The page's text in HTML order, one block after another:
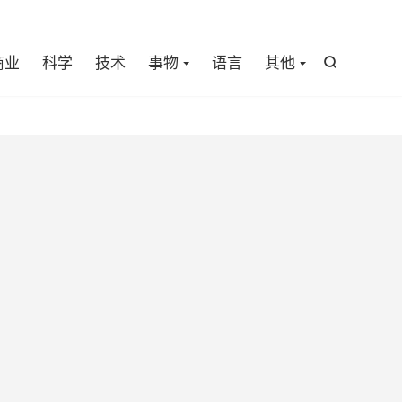

业 科学 技术 事物 语言 其他